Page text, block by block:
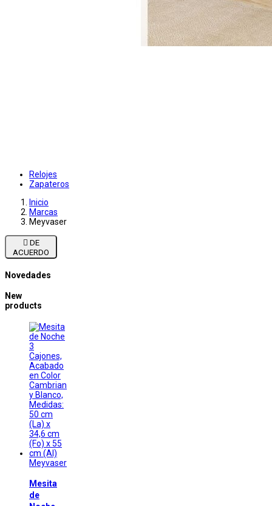
Relojes
Zapateros
Inicio
Marcas
Meyvaser

ACUERDO
Novedades
New
products
Meyvaser
Mesita
de